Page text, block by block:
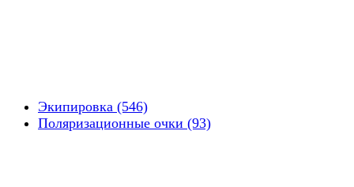
Экипировка (546)
Поляризационные очки (93)